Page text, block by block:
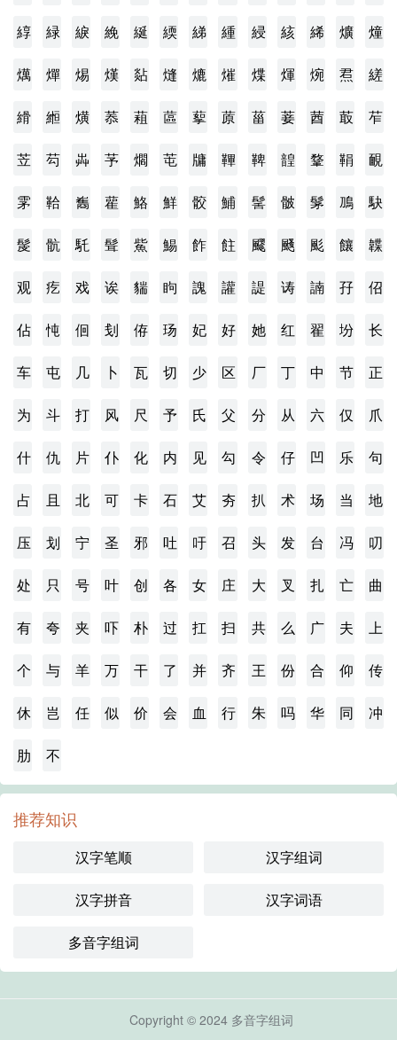
綧 緑 綟 絻 綖 緛 綈 緟 綅 絯 絺 爌 燑
燤 燀 焬 熯 煔 熢 熝 熣 煠 煇 焥 焄 縒
縎 縆 熿 菾 蒩 蓲 蒘 蒝 菑 菨 莤 菆 苲
苙 芶 芔 芧 爓 芚 牗 鞸 鞞 韹 鞪 鞙 靦
雺 鞈 雟 雚 鮥 鮮 骹 鯆 髺 骳 髳 鳭 駃
髲 骯 馲 髶 鮆 鯣 飵 飳 飂 颾 颩 饟 韘
观 疙 戏 诶 貒 眗 謉 讙 諟 诪 諵 孖 佋
佔 忳 佪 刬 侟 玚 妃 好 她 红 翟 坋 长
车 屯 几 卜 瓦 切 少 区 厂 丁 中 节 正
为 斗 打 风 尺 予 氏 父 分 从 六 仅 爪
什 仇 片 仆 化 内 见 勾 令 仔 凹 乐 句
占 且 北 可 卡 石 艾 夯 扒 术 场 当 地
压 划 宁 圣 邪 吐 吁 召 头 发 台 冯 叨
处 只 号 叶 创 各 女 庄 大 叉 扎 亡 曲
有 夸 夹 吓 朴 过 扛 扫 共 么 广 夫 上
个 与 羊 万 干 了 并 齐 王 份 合 仰 传
休 岂 任 似 价 会 血 行 朱 吗 华 同 冲
肋 不
推荐知识
汉字笔顺 汉字组词
汉字拼音 汉字词语
多音字组词
Copyright © 2024 多音字组词